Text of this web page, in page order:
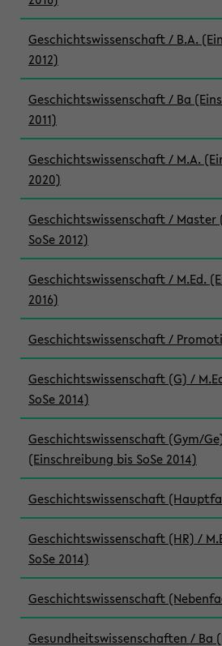
Geschichtswissenschaft / B.A.
2012)
Geschichtswissenschaft / Ba
2011)
Geschichtswissenschaft / M.A.
2020)
Geschichtswissenschaft / Master
SoSe 2012)
Geschichtswissenschaft / M.Ed.
2016)
Geschichtswissenschaft /
Geschichtswissenschaft (G) /
SoSe 2014)
Geschichtswissenschaft (Gym/
(Einschreibung bis SoSe 2014)
Geschichtswissenschaft
Geschichtswissenschaft (HR) /
SoSe 2014)
Geschichtswissenschaft
Gesundheitswissenschaften / Ba